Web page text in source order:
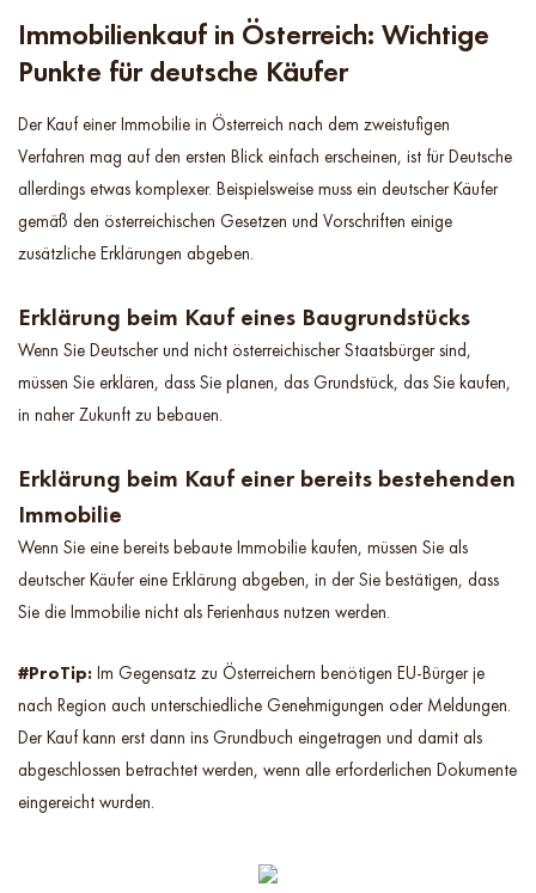
Immobilienkauf in Österreich: Wichtige
Punkte für deutsche Käufer
Der Kauf einer Immobilie in Österreich nach dem zweistufigen
Verfahren mag auf den ersten Blick einfach erscheinen, ist für Deutsche
allerdings etwas komplexer. Beispielsweise muss ein deutscher Käufer
gemäß den österreichischen Gesetzen und Vorschriften einige
zusätzliche Erklärungen abgeben.
Erklärung beim Kauf eines Baugrundstücks
Wenn Sie Deutscher und nicht österreichischer Staatsbürger sind,
müssen Sie erklären, dass Sie planen, das Grundstück, das Sie kaufen,
in naher Zukunft zu bebauen.
Erklärung beim Kauf einer bereits bestehenden
Immobilie
Wenn Sie eine bereits bebaute Immobilie kaufen, müssen Sie als
deutscher Käufer eine Erklärung abgeben, in der Sie bestätigen, dass
Sie die Immobilie nicht als Ferienhaus nutzen werden.
#ProTip: Im Gegensatz zu Österreichern benötigen EU-Bürger je
nach Region auch unterschiedliche Genehmigungen oder Meldungen.
Der Kauf kann erst dann ins Grundbuch eingetragen und damit als
abgeschlossen betrachtet werden, wenn alle erforderlichen Dokumente
eingereicht wurden.